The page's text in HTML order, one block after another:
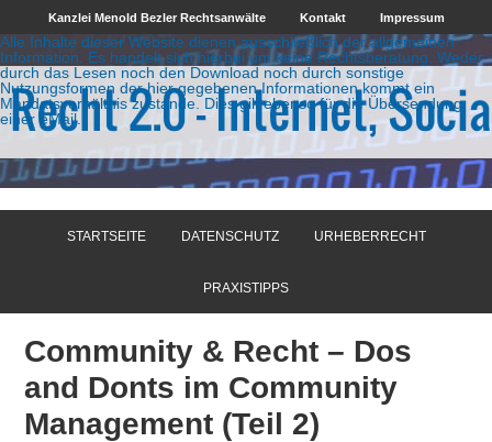
Kanzlei Menold Bezler Rechtsanwälte Kontakt Impressum
Alle Inhalte dieser Website dienen ausschließlich der allgemeinen
Information. Es handelt sich hierbei um keine Rechtsberatung. Weder
durch das Lesen noch den Download noch durch sonstige
Nutzungsformen der hier gegebenen Informationen kommt ein
Mandatsverhältnis zustande. Dies gilt ebenso für die Übersendung
einer eMail.
STARTSEITE DATENSCHUTZ URHEBERRECHT
PRAXISTIPPS
Community & Recht – Dos
and Donts im Community
Management (Teil 2)